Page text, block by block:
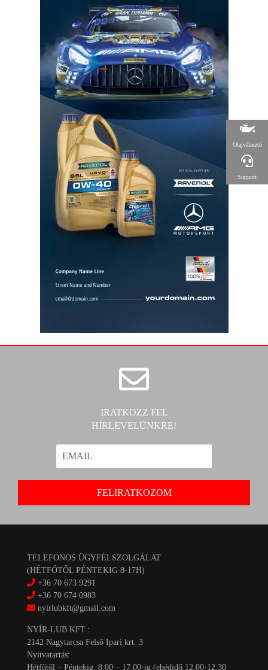
IRATKOZZ FEL
HÍRLEVELÜNKRE!
TELEFONOS ÜGYFÉLSZOLGÁLAT
(HÉTFŐTŐL PÉNTEKIG 8-17H)
+36 70 673 9291
+36 70 674 0983
nyirlubkft@gmail.com
NYÍR-LUB KFT.:
2142 Nagytarcsa Felső Ipari krt. 3
Nyitvatartás:
Hétfőtől – Péntekig, 8.00 – 17.00-ig (ebédidő 12.00-12.30
Olajválasztó
Support